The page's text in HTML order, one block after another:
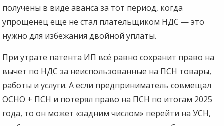
получены в виде аванса за тот период, когда
упрощенец еще не стал плательщиком НДС — это
нужно для избежания двойной уплаты.
При утрате патента ИП всё равно сохранит право на
вычет по НДС за неиспользованные на ПСН товары,
работы и услуги. А если предприниматель совмещал
ОСНО + ПСН и потерял право на ПСН по итогам 2025
года, то он может «задним числом» перейти на УСН,